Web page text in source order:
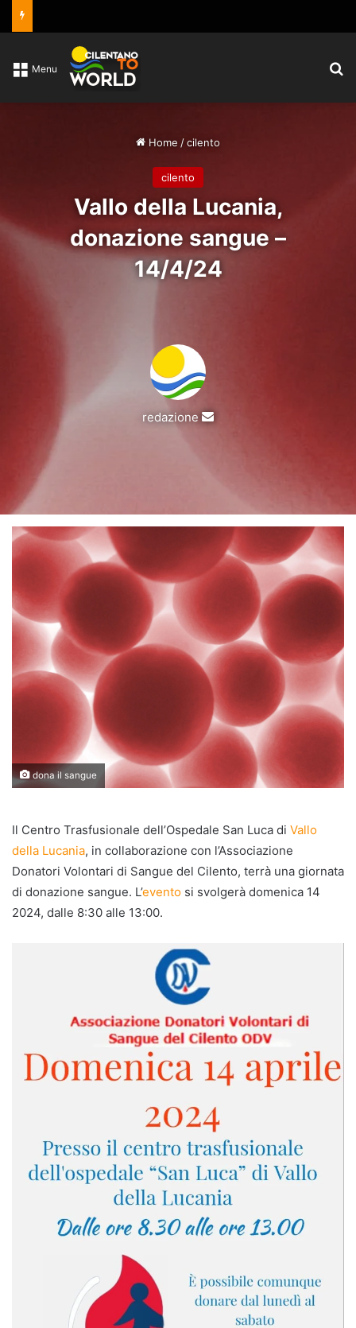
Menu
Home /cilento
cilento
Vallo della Lucania,
donazione sangue –
14/4/24
redazione
Invia
dona il sangue
Il Centro Trasfusionale dell’Ospedale San Luca di Vallo
della Lucania, in collaborazione con l’Associazione
Donatori Volontari di Sangue del Cilento, terrà una giornata
di donazione sangue. L’evento si svolgerà domenica 14
2024, dalle 8:30 alle 13:00.